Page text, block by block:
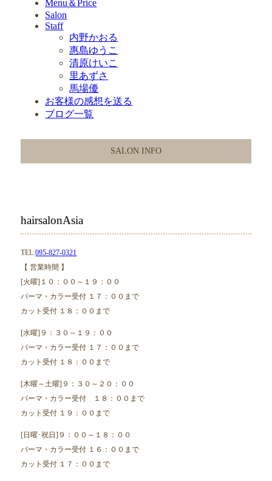
Menu＆Price
Salon
Staff
内野かおる
惠島ゆうこ
清原けいこ
里あずさ
馬場優
お客様の感想を送る
ブログ一覧
SALON INFO
hairsalonAsia
TEL.095-827-0321
【 営業時間 】
[火曜]１０：００～１９：００
パーマ・カラー受付 １７：００まで
カット受付 １８：００まで
[水曜]９：３０～１９：００
パーマ・カラー受付 １７：００まで
カット受付 １８：００まで
[木曜～土曜]９：３０～２０：００
パーマ・カラー受付 １８：００まで
カット受付 １９：００まで
[日曜･祝日]９：００～１８：００
パーマ・カラー受付 １６：００まで
カット受付 １７：００まで